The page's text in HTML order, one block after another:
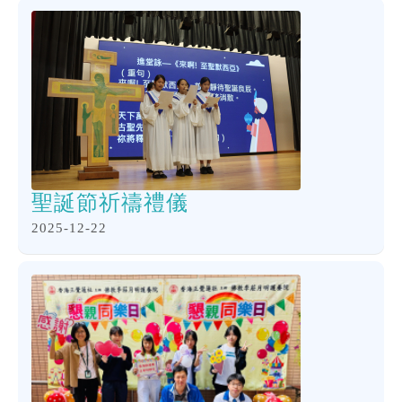
聖誕節祈禱禮儀
2025-12-22